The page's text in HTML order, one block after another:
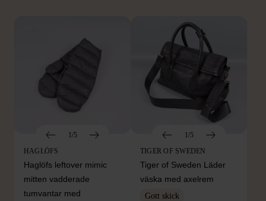
1/5
HAGLÖFS
Haglöfs leftover mimic
mitten vadderade
tumvantar med
1/5
TIGER OF SWEDEN
Tiger of Sweden Läder
väska med axelrem
Gott skick